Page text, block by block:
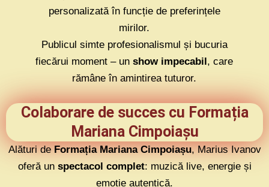
personalizată în funcție de preferințele
mirilor.
Publicul simte profesionalismul și bucuria
fiecărui moment – unshow impecabil, care
rămâne în amintirea tuturor.
Colaborare de succes cu Formația
Mariana Cimpoiașu
Alături deFormația Mariana Cimpoiașu, Marius Ivanov
oferă un spectacol complet: muzică live, energie și
emoție autentică.